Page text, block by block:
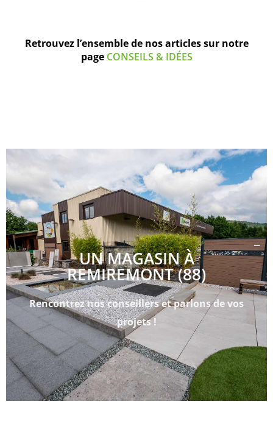
Retrouvez l’ensemble de nos articles sur notre
page CONSEILS & IDÉES
UN MAGASIN À
REMIREMONT (88)
Rencontrez nos conseillers et parlons de vos
projets !